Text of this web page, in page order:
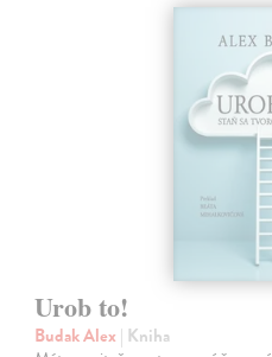
Urob to!
Budak Alex | Kniha